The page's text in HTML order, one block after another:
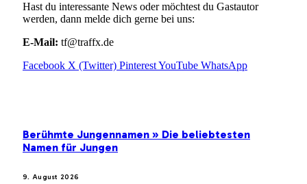
Hast du interessante News oder möchtest du Gastautor
werden, dann melde dich gerne bei uns:
E-Mail: tf@traffx.de
Facebook X (Twitter) PinterestYouTube WhatsApp
Berühmte Jungennamen » Die beliebtesten
Namen für Jungen
9. August 2026